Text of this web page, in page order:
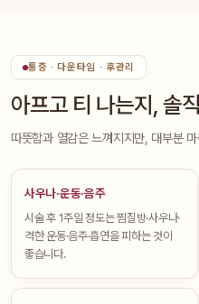
통증 · 다운타임 · 후관리
아프고 티 나는지, 솔
따뜻함과 열감은 느껴지지만, 대부분
사우나·운동·음주
시술 후 1주일 정도는 찜질방·사우나·
격한 운동·음주·흡연을 피하는 것이
좋습니다.